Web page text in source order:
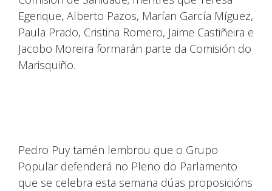
Egerique, Alberto Pazos, Marían García Míguez,
Paula Prado, Cristina Romero, Jaime Castiñeira e
Jacobo Moreira formarán parte da Comisión do
Marisquiño.
Pedro Puy tamén lembrou que o Grupo
Popular defenderá no Pleno do Parlamento
que se celebra esta semana dúas proposicións